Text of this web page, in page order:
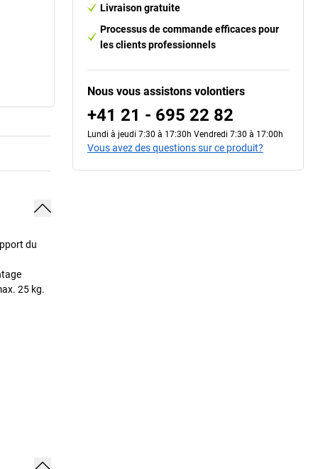
du
25 kg.
Livraison gratuite
Processus de commande efficaces pour
les clients professionnels
Nous vous assistons volontiers
+41 21 - 695 22 82
Lundi à jeudi 7:30 à 17:30h Vendredi 7:30 à 17:00h
Vous avez des questions sur ce produit?